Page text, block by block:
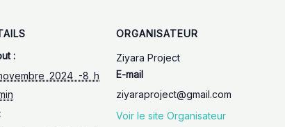
:
2024 -8 h
ORGANISATEUR
Ziyara Project
E-mail
ziyaraproject@gmail.com
Voir le site Organisateur